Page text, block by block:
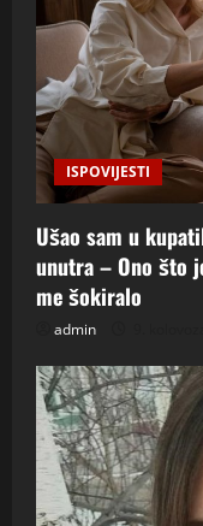
ISPOVIJESTI
Ušao sam u
unutra – Ono što
me šokiralo
admin